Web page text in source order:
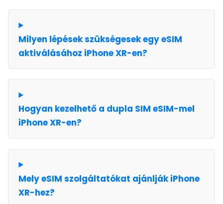
Milyen lépések szükségesek egy eSIM
aktiválásához iPhone XR-en?
Hogyan kezelhető a dupla SIM eSIM-mel
iPhone XR-en?
Mely eSIM szolgáltatókat ajánlják iPhone
XR-hez?